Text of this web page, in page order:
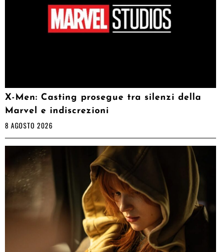
X-Men: Casting prosegue tra silenzi della
Marvel e indiscrezioni
8 AGOSTO 2026